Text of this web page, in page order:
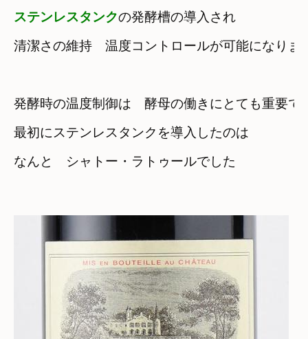
ステンレスタンクの発酵槽の導入され
清潔さの維持　温度コントロールが可能になりま
発酵時の温度制御は　酵母の働きにとても重要で
最初にステンレスタンクを導入したのは
なんと　シャトー・ラトゥールでした